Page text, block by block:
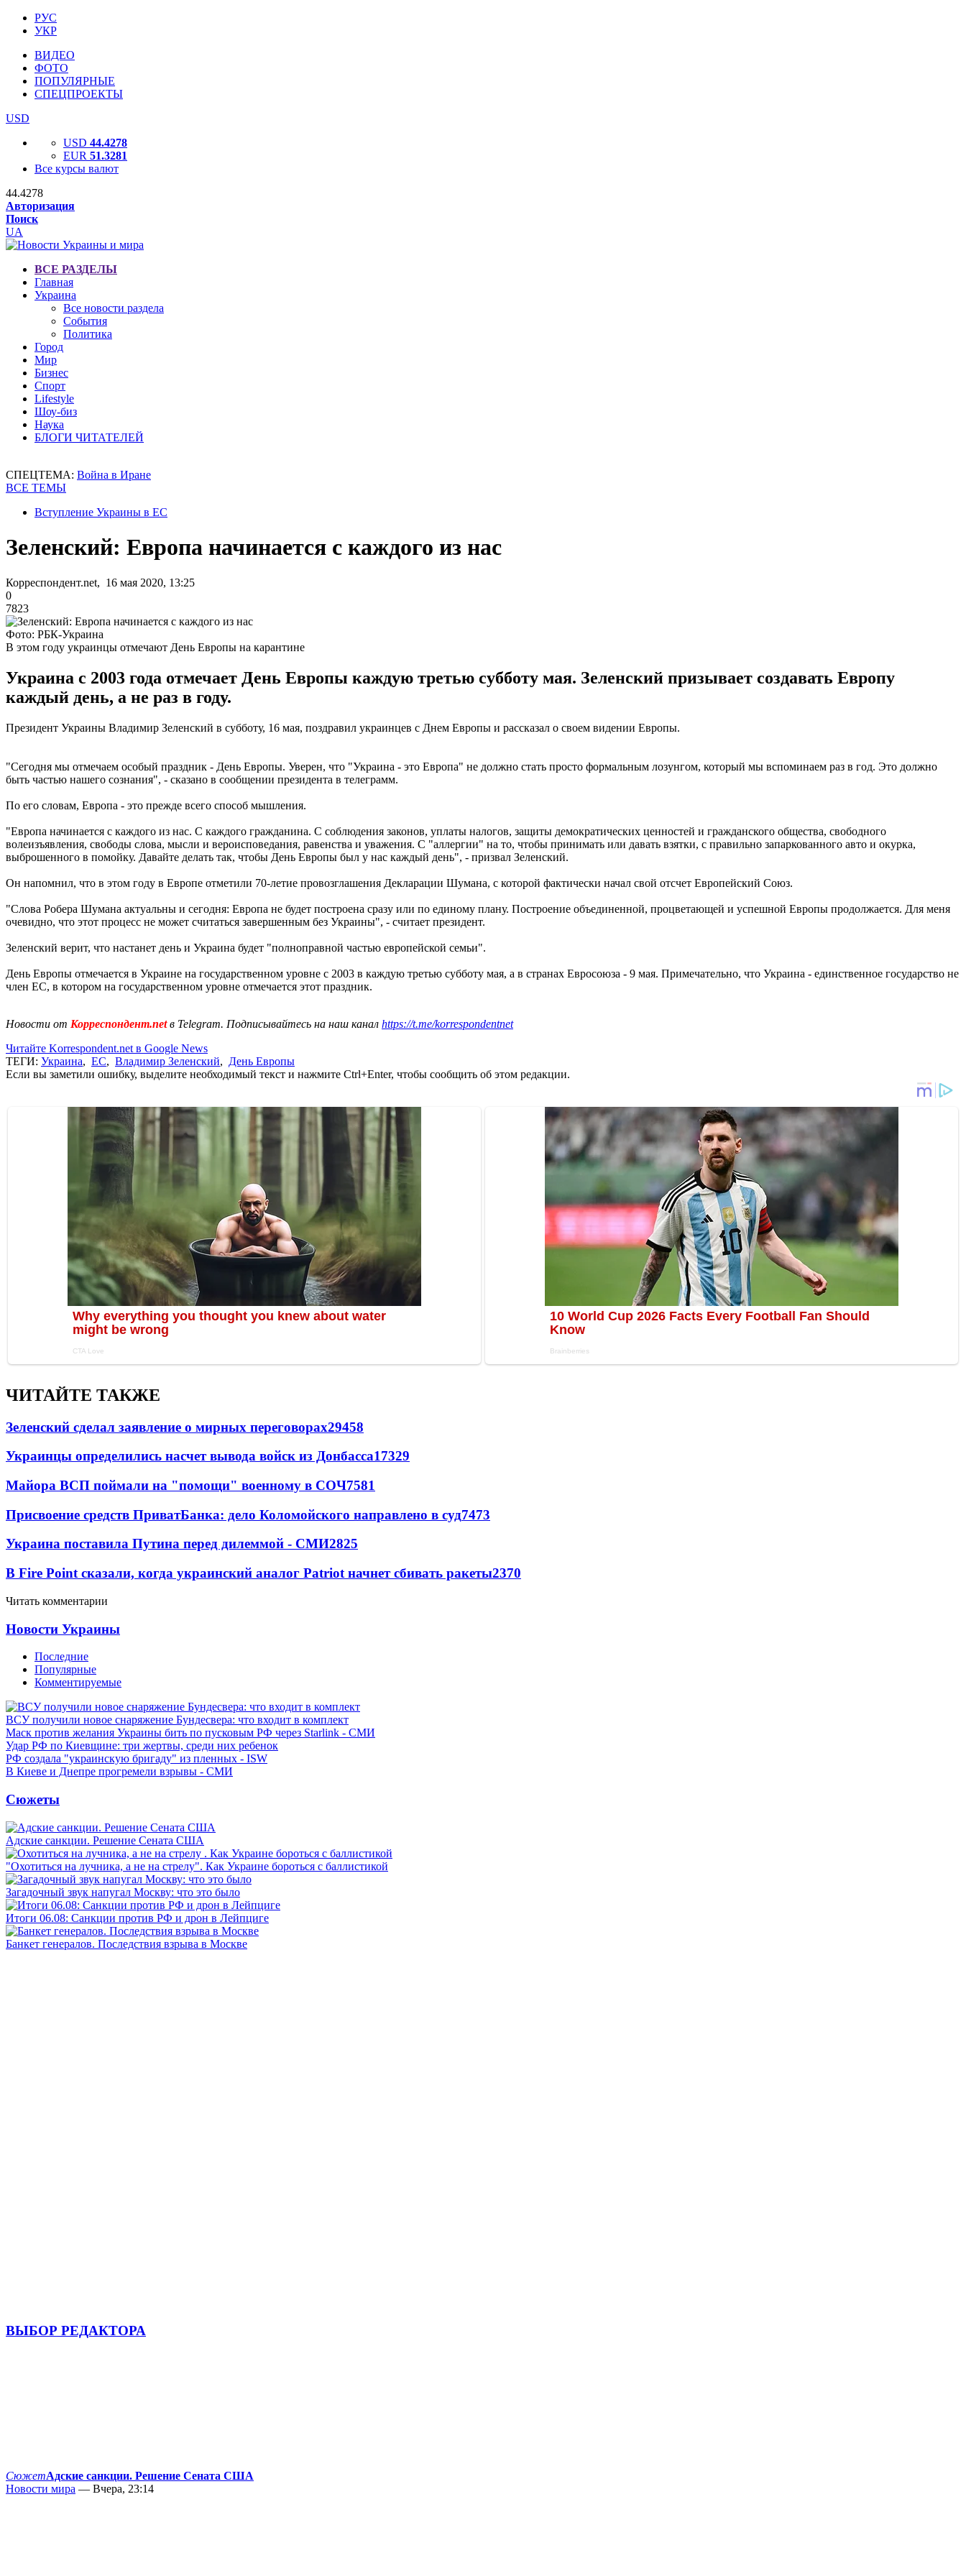
РУС
УКР
ВИДЕО
ФОТО
ПОПУЛЯРНЫЕ
СПЕЦПРОЕКТЫ
USD
USD 44.4278
EUR 51.3281
Все курсы валют
44.4278
Авторизация
Поиск
UA
ВСЕ РАЗДЕЛЫ
Главная
Украина
Все новости раздела
События
Политика
Город
Мир
Бизнес
Спорт
Lifestyle
Шоу-биз
Наука
БЛОГИ ЧИТАТЕЛЕЙ
СПЕЦТЕМА: Война в Иране
ВСЕ ТЕМЫ
Вступление Украины в ЕС
Зеленский: Европа начинается с каждого из нас
Корреспондент.net, 16 мая 2020, 13:25
0
7823
Фото: РБК-Украина
В этом году украинцы отмечают День Европы на карантине
Украина с 2003 года отмечает День Европы каждую третью субботу мая. Зеленский призывает создавать Европу
каждый день, а не раз в году.
Президент Украины Владимир Зеленский в субботу, 16 мая, поздравил украинцев с Днем Европы и рассказал о своем видении Европы.
"Сегодня мы отмечаем особый праздник - День Европы. Уверен, что "Украина - это Европа" не должно стать просто формальным лозунгом, который мы вспоминаем раз в год. Это должно
быть частью нашего сознания", - сказано в сообщении президента в телеграмм.
По его словам, Европа - это прежде всего способ мышления.
"Европа начинается с каждого из нас. С каждого гражданина. С соблюдения законов, уплаты налогов, защиты демократических ценностей и гражданского общества, свободного
волеизъявления, свободы слова, мысли и вероисповедания, равенства и уважения. С "аллергии" на то, чтобы принимать или давать взятки, с правильно запаркованного авто и окурка,
выброшенного в помойку. Давайте делать так, чтобы День Европы был у нас каждый день", - призвал Зеленский.
Он напомнил, что в этом году в Европе отметили 70-летие провозглашения Декларации Шумана, с которой фактически начал свой отсчет Европейский Союз.
"Слова Робера Шумана актуальны и сегодня: Европа не будет построена сразу или по единому плану. Построение объединенной, процветающей и успешной Европы продолжается. Для меня
очевидно, что этот процесс не может считаться завершенным без Украины", - считает президент.
Зеленский верит, что настанет день и Украина будет "полноправной частью европейской семьи".
День Европы отмечается в Украине на государственном уровне с 2003 в каждую третью субботу мая, а в странах Евросоюза - 9 мая. Примечательно, что Украина - единственное государство не
член ЕС, в котором на государственном уровне отмечается этот праздник.
Новости от Корреспондент.netв Telegram. Подписывайтесь на наш канал https://t.me/korrespondentnet
Читайте Korrespondent.net в Google News
ТЕГИ: Украина, ЕС, Владимир Зеленский, День Европы
Если вы заметили ошибку, выделите необходимый текст и нажмите Ctrl+Enter, чтобы сообщить об этом редакции.
ЧИТАЙТЕ ТАКЖЕ
Зеленский сделал заявление о мирных переговорах29458
Украинцы определились насчет вывода войск из Донбасса17329
Майора ВСП поймали на "помощи" военному в СОЧ7581
Присвоение средств ПриватБанка: дело Коломойского направлено в суд7473
Украина поставила Путина перед дилеммой - СМИ2825
В Fire Point сказали, когда украинский аналог Patriot начнет сбивать ракеты2370
Читать комментарии
Новости Украины
Последние
Популярные
Комментируемые
ВСУ получили новое снаряжение Бундесвера: что входит в комплект
Маск против желания Украины бить по пусковым РФ через Starlink - СМИ
Удар РФ по Киевщине: три жертвы, среди них ребенок
РФ создала "украинскую бригаду" из пленных - ISW
В Киеве и Днепре прогремели взрывы - СМИ
Сюжеты
Адские санкции. Решение Сената США
"Охотиться на лучника, а не на стрелу". Как Украине бороться с баллистикой
Загадочный звук напугал Москву: что это было
Итоги 06.08: Санкции против РФ и дрон в Лейпциге
Банкет генералов. Последствия взрыва в Москве
ВЫБОР РЕДАКТОРА
СюжетАдские санкции. Решение Сената США
Новости мира — Вчера, 23:14